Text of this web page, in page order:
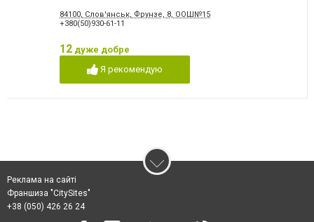
84100, Слов'янськ, Фрунзе, 8, ООШ№15
+380(50)930-61-11
12 дуже добре
Я рекомендую
Реклама на сайті
Франшиза "CitySites"
+38 (050) 426 26 24